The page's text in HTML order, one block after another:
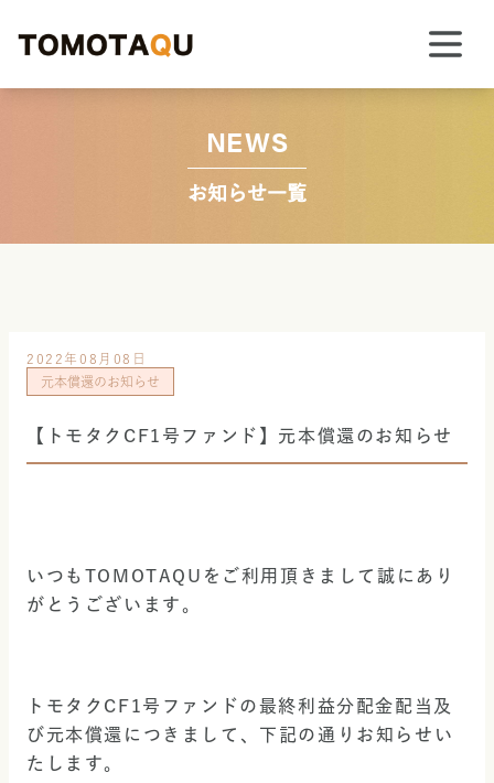
NEWS
お知らせ一覧
2022年08月08日
元本償還のお知らせ
【トモタクCF1号ファンド】元本償還のお知らせ
いつもTOMOTAQUをご利用頂きまして誠にあり
がとうございます。
トモタクCF1号ファンドの最終利益分配金配当及
び元本償還につきまして、下記の通りお知らせい
たします。